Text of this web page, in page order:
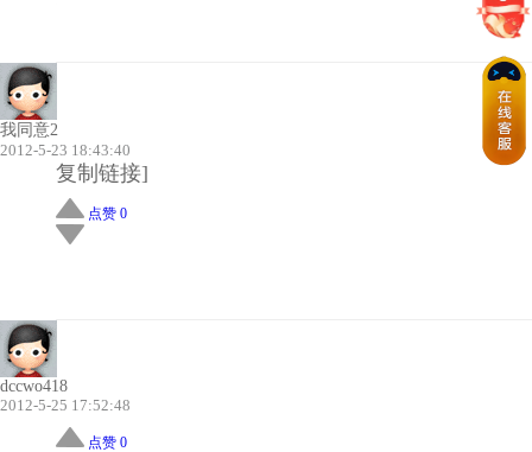
我同意2
2012-5-23 18:43:40
复制链接]
点赞 0
dccwo418
2012-5-25 17:52:48
点赞 0